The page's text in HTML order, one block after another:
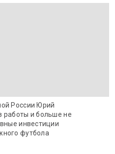
России Юрий
работы и больше не
инвестиции
футбола